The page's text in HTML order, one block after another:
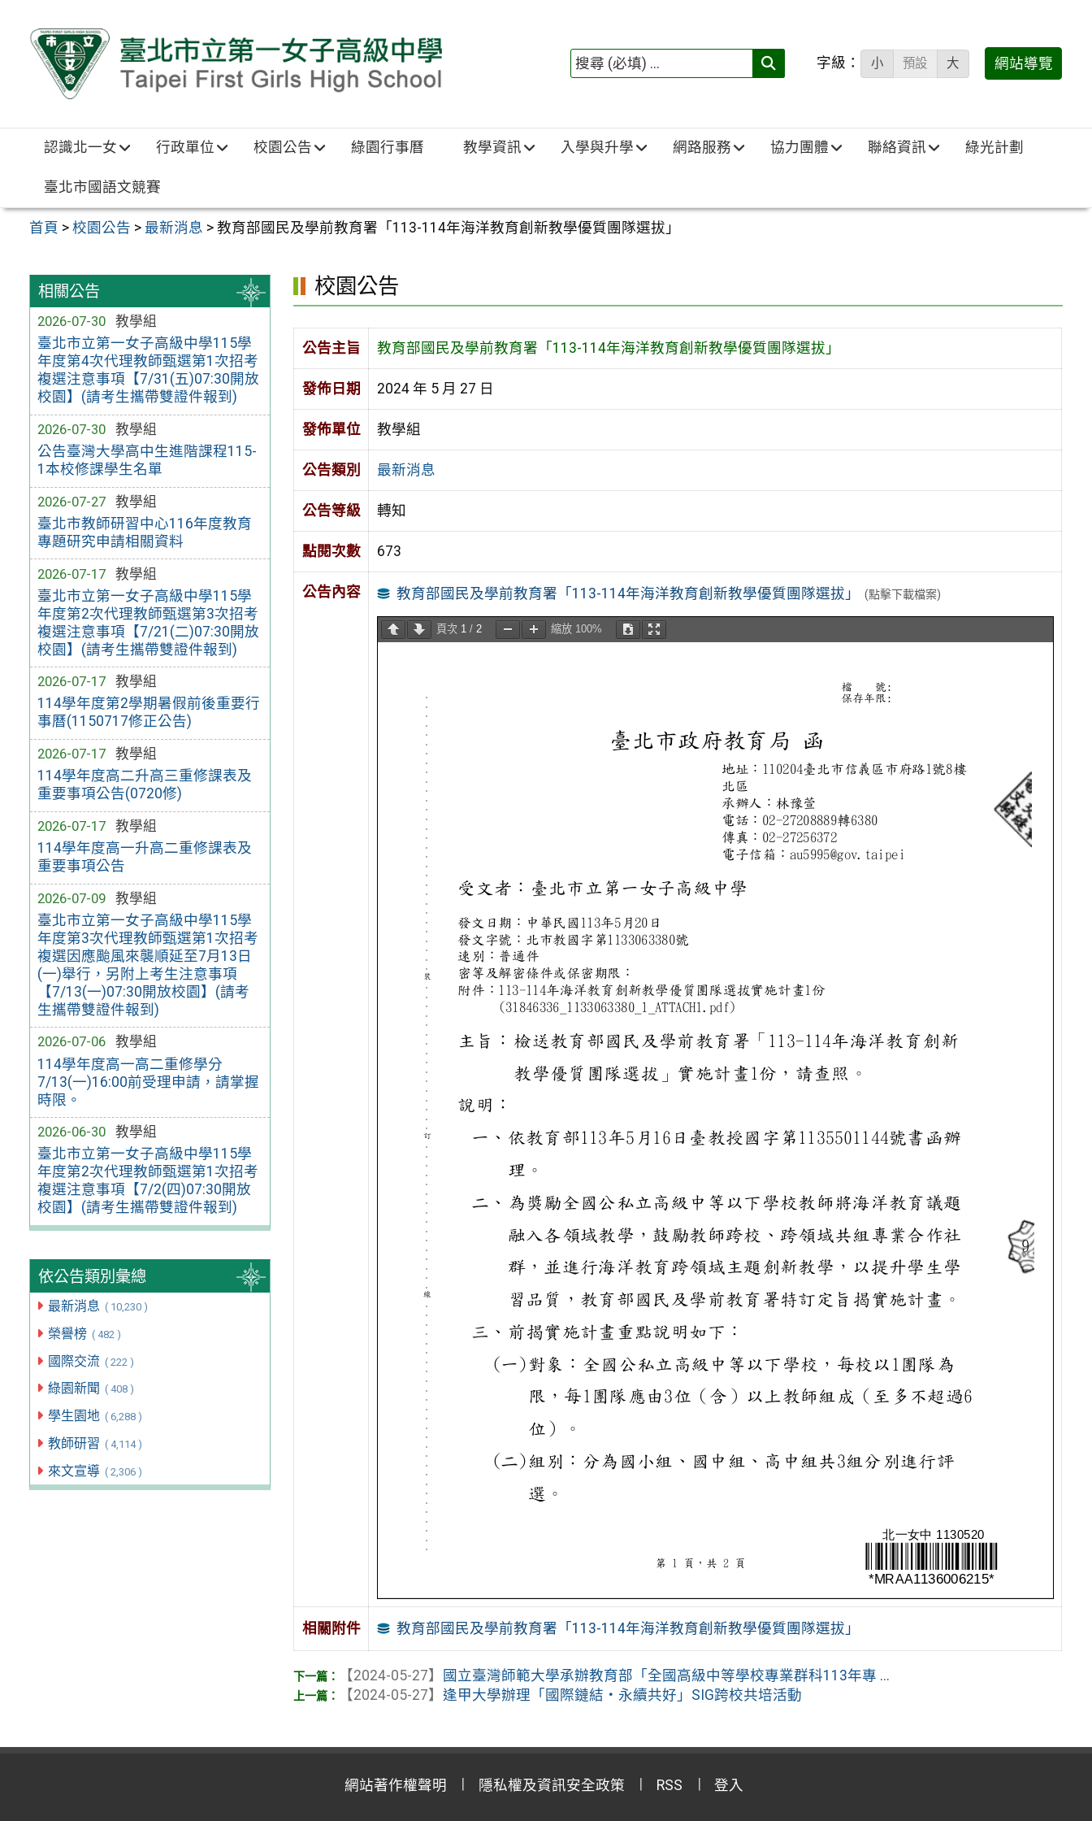
搜
填)：
字級： 小 預設 大 網站導覽
認識北一女 行政單位 校園公告 綠園行事曆 教學資訊 入學與升學 網路服務 協力團體 聯絡資訊 綠光計劃
臺北市國語文競賽
首頁 >校園公告 > 最新消息 >教育部國民及學前教育署「113-114年海洋教育創新教學優質團隊選拔」
相關公告
2026-07-30
教學組
臺北市立第一女子高級中學115學
年度第4次代理教師甄選第1次招考
複選注意事項【7/31(五)07:30開放
校園】(請考生攜帶雙證件報到)
2026-07-30
教學組
公告臺灣大學高中生進階課程115-
1本校修課學生名單
2026-07-27
教學組
臺北市教師研習中心116年度教育
專題研究申請相關資料
2026-07-17
教學組
臺北市立第一女子高級中學115學
年度第2次代理教師甄選第3次招考
複選注意事項【7/21(二)07:30開放
校園】(請考生攜帶雙證件報到)
2026-07-17
教學組
114學年度第2學期暑假前後重要行
事曆(1150717修正公告)
2026-07-17
教學組
114學年度高二升高三重修課表及
重要事項公告(0720修)
2026-07-17
教學組
114學年度高一升高二重修課表及
重要事項公告
2026-07-09
教學組
臺北市立第一女子高級中學115學
年度第3次代理教師甄選第1次招考
複選因應颱風來襲順延至7月13日
(一)舉行，另附上考生注意事項
【7/13(一)07:30開放校園】(請考
生攜帶雙證件報到)
2026-07-06
教學組
114學年度高一高二重修學分
7/13(一)16:00前受理申請，請掌握
時限。
2026-06-30
教學組
臺北市立第一女子高級中學115學
年度第2次代理教師甄選第1次招考
複選注意事項【7/2(四)07:30開放
校園】(請考生攜帶雙證件報到)
依公告類別彙總
最新消息 ( 10,230 )
榮譽榜 ( 482 )
國際交流 ( 222 )
綠園新聞 ( 408 )
學生園地 ( 6,288 )
教師研習 ( 4,114 )
來文宣導 ( 2,306 )
校園公告
公告主旨 教育部國民及學前教育署「113-114年海洋教育創新教學優質團隊選拔」
發佈日期 2024 年 5 月 27 日
發佈單位 教學組
公告類別 最新消息
公告等級 轉知
點閱次數 673
公告內容 教育部國民及學前教育署「113-114年海洋教育創新教學優質團隊選拔」 (點擊下載檔案)
頁次 1/ 2 縮放 100%
相關附件 教育部國民及學前教育署「113-114年海洋教育創新教學優質團隊選拔」
【2024-05-27】 國立臺灣師範大學承辦教育部「全國高級中等學校專業群科113年專 ...
【2024-05-27】逢甲大學辦理「國際鏈結‧永續共好」SIG跨校共培活動
網站著作權聲明 隱私權及資訊安全政策 RSS 登入